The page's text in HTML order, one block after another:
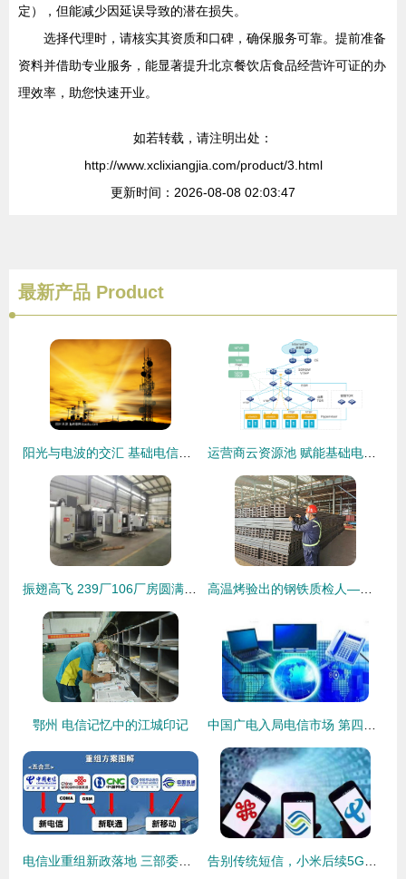
定），但能减少因延误导致的潜在损失。
选择代理时，请核实其资质和口碑，确保服务可靠。提前准备
资料并借助专业服务，能显著提升北京餐饮店食品经营许可证的办
理效率，助您快速开业。
如若转载，请注明出处：
http://www.xclixiangjia.com/product/3.html
更新时间：2026-08-08 02:03:47
最新产品 Product
鄂州 电信记忆中的江城印记